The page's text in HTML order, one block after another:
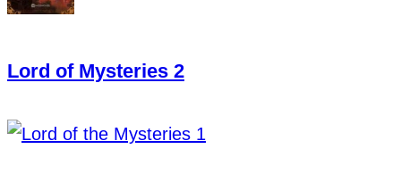
Lord of Mysteries 2